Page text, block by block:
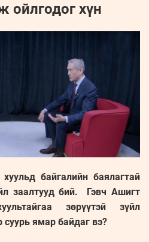
ойлгодог хүн
байгалийн баялагтай
заалтууд бий. Гэвч Ашигт
зөрүүтэй зүйл
ямар байдаг вэ?